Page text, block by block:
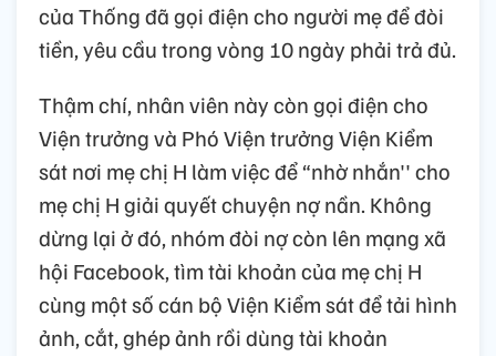
của Thống đã gọi điện cho người mẹ để đòi
tiền, yêu cầu trong vòng 10 ngày phải trả đủ.
Thậm chí, nhân viên này còn gọi điện cho
Viện trưởng và Phó Viện trưởng Viện Kiểm
sát nơi mẹ chị H làm việc để “nhờ nhắn'' cho
mẹ chị H giải quyết chuyện nợ nần. Không
dừng lại ở đó, nhóm đòi nợ còn lên mạng xã
hội Facebook, tìm tài khoản của mẹ chị H
cùng một số cán bộ Viện Kiểm sát để tải hình
ảnh, cắt, ghép ảnh rồi dùng tài khoản